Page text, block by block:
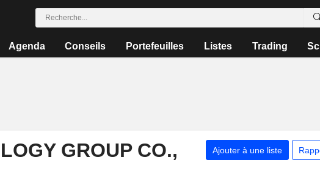
Agenda Conseils Portefeuilles Listes Trading
GROUP CO.,
Ajouter à une liste